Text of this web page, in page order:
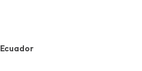
Ecuador